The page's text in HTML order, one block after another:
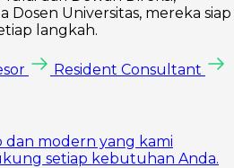
Dosen Universitas, mereka siap
langkah.
Resident Consultant
dan modern yang kami
setiap kebutuhan Anda.